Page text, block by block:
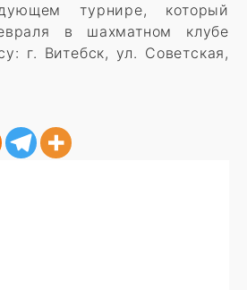
турнире, который
в шахматном клубе
г. Витебск, ул. Советская,